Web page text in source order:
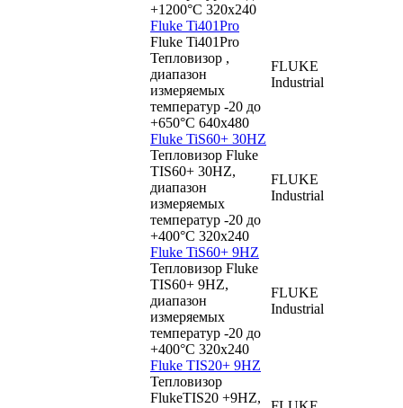
+1200°C 320х240
Fluke Ti401Pro
Fluke Ti401Pro
Тепловизор ,
диапазон
измеряемых
температур -20 до
+650°C 640x480
FLUKE
Industrial
Fluke TiS60+ 30HZ
Тепловизор Fluke
TIS60+ 30HZ,
диапазон
измеряемых
температур -20 до
+400°C 320x240
FLUKE
Industrial
Fluke TiS60+ 9HZ
Тепловизор Fluke
TIS60+ 9HZ,
диапазон
измеряемых
температур -20 до
+400°C 320x240
FLUKE
Industrial
Fluke TIS20+ 9HZ
Тепловизор
FlukeTIS20 +9HZ,